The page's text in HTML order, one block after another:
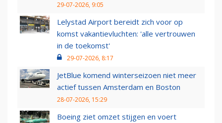
29-07-2026, 9:05
Lelystad Airport bereidt zich voor op
komst vakantievluchten: 'alle vertrouwen
in de toekomst'
29-07-2026, 8:17
JetBlue komend winterseizoen niet meer
actief tussen Amsterdam en Boston
28-07-2026, 15:29
Boeing ziet omzet stijgen en voert